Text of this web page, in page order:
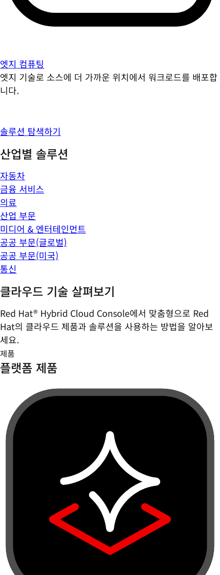
엣지 컴퓨팅
엣지 기술로 소스에 더 가까운 위치에서 워크로드를 배포합
니다.
솔루션 탐색하기
산업별 솔루션
자동차
금융 서비스
의료
산업 부문
미디어 & 엔터테인먼트
공공 부문(글로벌)
공공 부문(미국)
통신
클라우드 기술 살펴보기
Red Hat® Hybrid Cloud Console에서 맞춤형으로 Red
Hat의 클라우드 제품과 솔루션을 사용하는 방법을 알아보
세요.
제품
플랫폼 제품